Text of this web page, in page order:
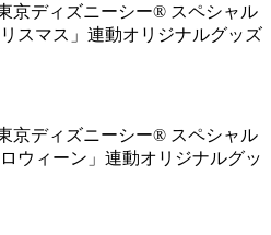
京ディズニーシー® スペシャル
スマス」連動オリジナルグッズ
京ディズニーシー® スペシャル
ウィーン」連動オリジナルグッ